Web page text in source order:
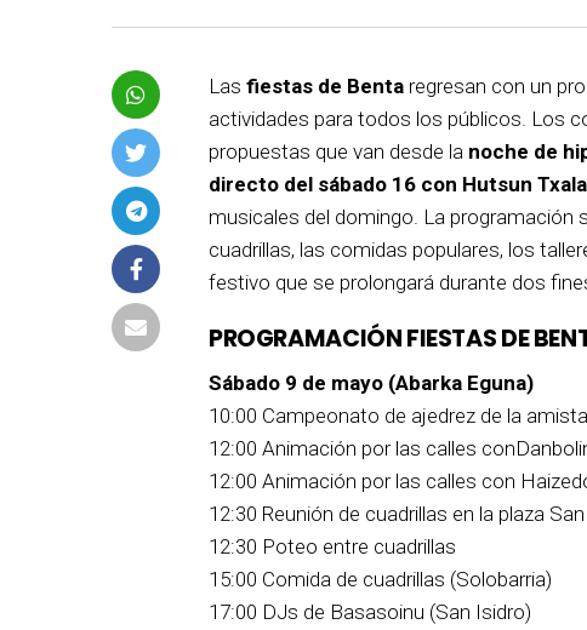
Las fiestas de Benta regresan con un
actividades para todos los públicos. Los
propuestas que van desde la noche de
directo del sábado 16 con Hutsun
musicales del domingo. La
cuadrillas, las comidas populares, los
festivo que se prolongará durante dos
PROGRAMACIÓN FIESTAS DE
Sábado 9 de mayo (Abarka Eguna)
10:00 Campeonato de ajedrez de la
12:00 Animación por las calles
12:00 Animación por las calles con
12:30 Reunión de cuadrillas en la plaza
12:30 Poteo entre cuadrillas
15:00 Comida de cuadrillas (Solobarria)
17:00 DJs de Basasoinu (San Isidro)